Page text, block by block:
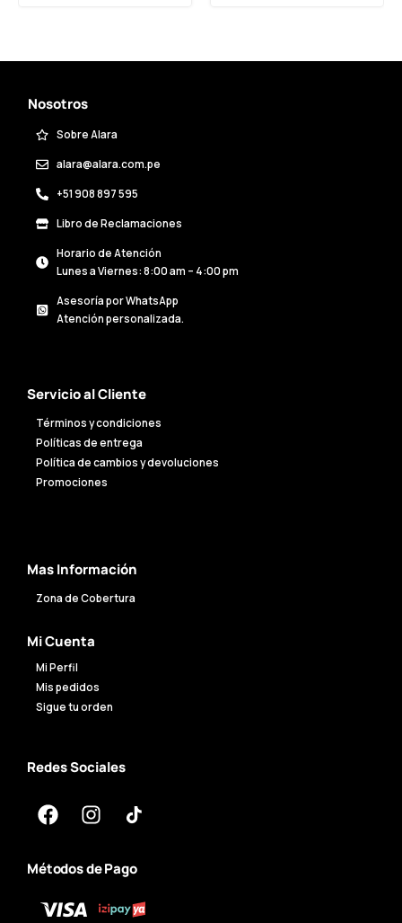
Nosotros
Sobre Alara
alara@alara.com.pe
+51 908 897 595
Libro de Reclamaciones
Horario de Atención
Lunes a Viernes: 8:00 am – 4:00 pm
Asesoría por WhatsApp
Atención personalizada.
Servicio al Cliente
Términos y condiciones
Políticas de entrega
Política de cambios y devoluciones
Promociones
Mas Información
Zona de Cobertura
Mi Cuenta
Mi Perfil
Mis pedidos
Sigue tu orden
Redes Sociales
Métodos de Pago